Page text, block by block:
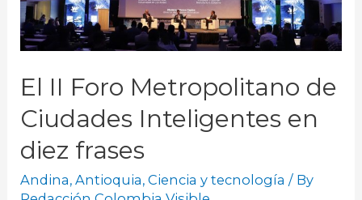
El II Foro Metropolitano de
Ciudades Inteligentes en
diez frases
Andina,Antioquia,Ciencia y tecnología / By